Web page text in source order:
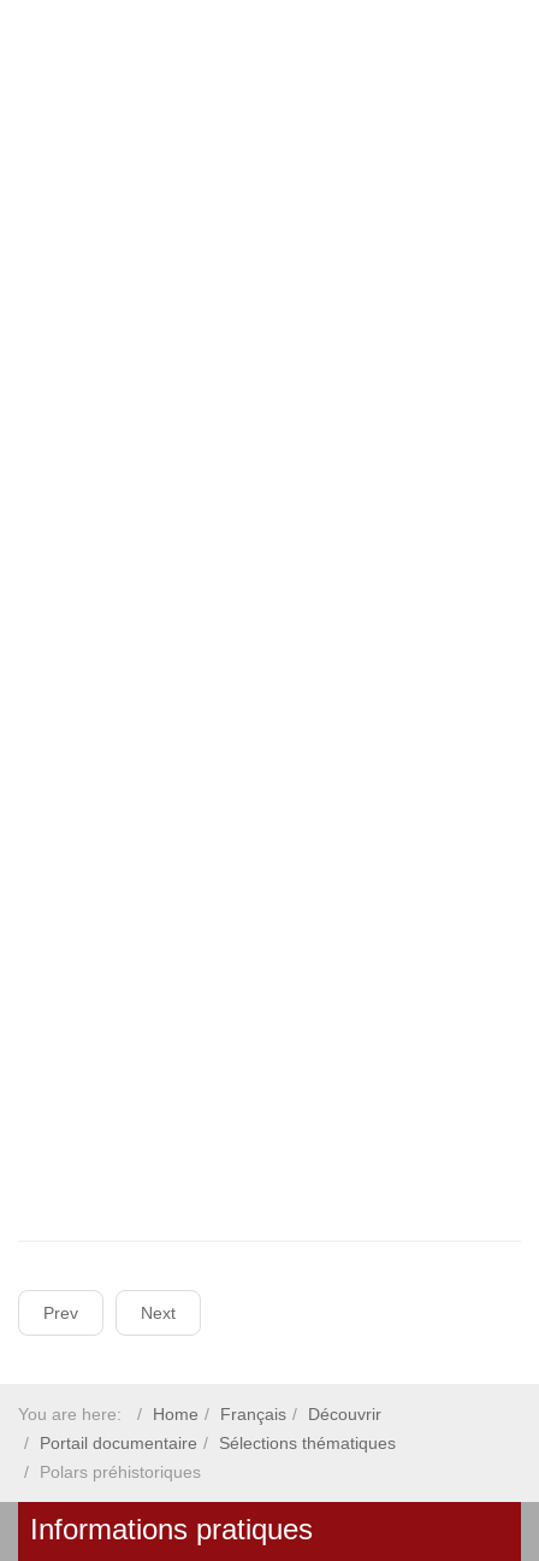
Prev Next
You are here: Home Français
Découvrir
Portail documentaire
Sélections thématiques
Polars préhistoriques
Informations pratiques